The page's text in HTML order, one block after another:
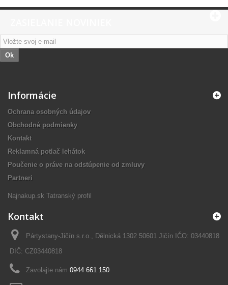
Ok
Informácie
Ochrana osobných údajov
Obchodné podmienky
Kontakt
Reklamná potlač lehátok
Poučenie o práve na odstúpenie od zmluvy
Partneri
Najnakup.sk Tatranský profil
Kontakt
Pártystany-Jičín s.r.o., Dělnická 1302 50601 Jičín IČO: 03440818
DIČ: CZ03440818
Zavolajte nám 0944 661 150